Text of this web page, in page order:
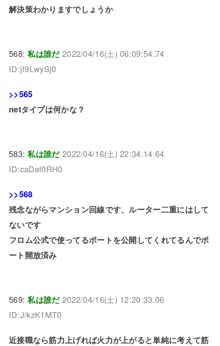
解決策わかりますでしょうか
568:私は誰だ 2022/04/16(土) 06:09:54.74
ID:jI9LwySj0
>>565
netタイプは何かな？
583:私は誰だ 2022/04/16(土) 22:34:14.64
ID:caDel0RH0
>>568
残念ながらマンション回線です、ルーター二重にはして
ないです
フロム公式で使ってるポートを公開してくれてるんでポ
ート開放済み
569:私は誰だ 2022/04/16(土) 12:20:33.06
ID:J/kzK1MT0
近接職なら筋力上げれば火力が上がると単純に考えて筋